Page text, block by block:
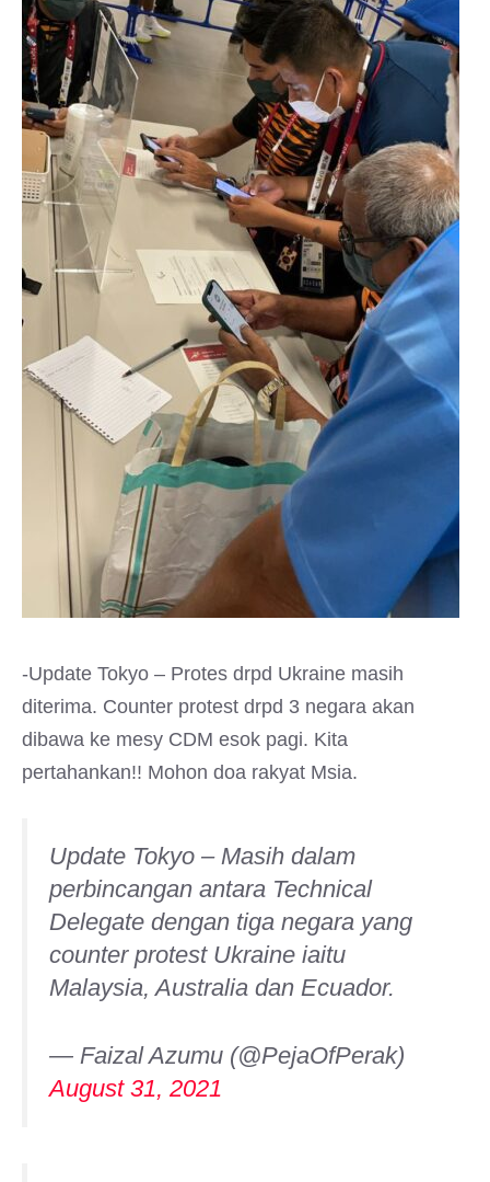
-Update Tokyo – Protes drpd Ukraine masih
diterima. Counter protest drpd 3 negara akan
dibawa ke mesy CDM esok pagi. Kita
pertahankan!! Mohon doa rakyat Msia.
Update Tokyo – Masih dalam
perbincangan antara Technical
Delegate dengan tiga negara yang
counter protest Ukraine iaitu
Malaysia, Australia dan Ecuador.
— Faizal Azumu (@PejaOfPerak)
August 31, 2021